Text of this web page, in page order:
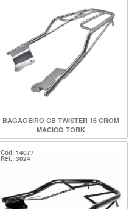
BAGAGEIRO CB TWISTER 16 CROM
MACICO TORK
Cód: 14077
Ref.: 3024